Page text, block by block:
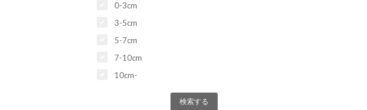
0-3cm
3-5cm
5-7cm
7-10cm
10cm-